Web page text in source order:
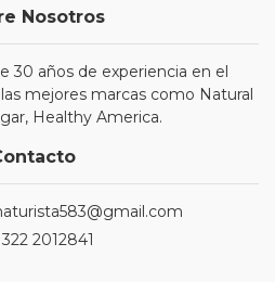
Nosotros
30 años de experiencia en el
mejores marcas como Natural
Healthy America.
2012841